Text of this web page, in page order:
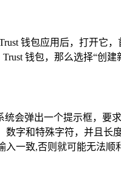
钱包应用后，打开它
钱包，那么选择“创
统会弹出一个提示框，
数字和特殊字符，并且长
一致,否则就可能无法顺